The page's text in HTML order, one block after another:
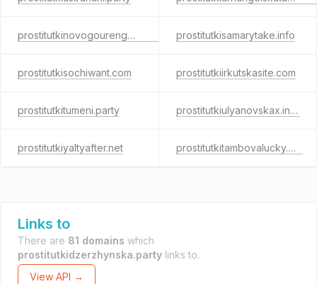
prostitutkinovogourengoyasexy.net prostitutkisamarytake.info
prostitutkisochiwant.com prostitutkiirkutskasite.com
prostitutkitumeni.party prostitutkiulyanovskax.info
prostitutkiyaltyafter.net prostitutkitambovalucky.net
Links to
There are 81 domains which
prostitutkidzerzhynska.party links to.
View API →